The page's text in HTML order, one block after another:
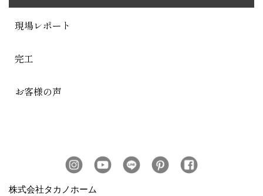
現場レポート
完工
お客様の声
株式会社タカノホーム